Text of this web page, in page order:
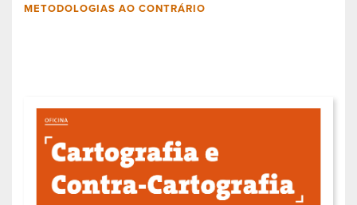
METODOLOGIAS AO CONTRÁRIO